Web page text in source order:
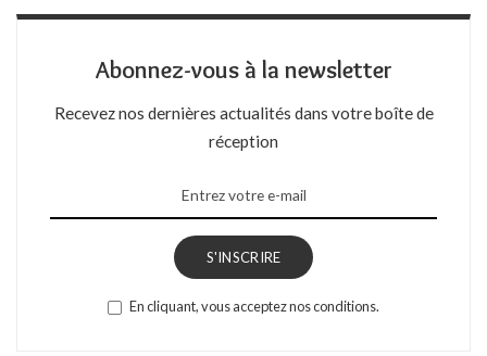
Abonnez-vous à la newsletter
Recevez nos dernières actualités dans votre boîte de
réception
S'INSCRIRE
En cliquant, vous acceptez nos conditions.